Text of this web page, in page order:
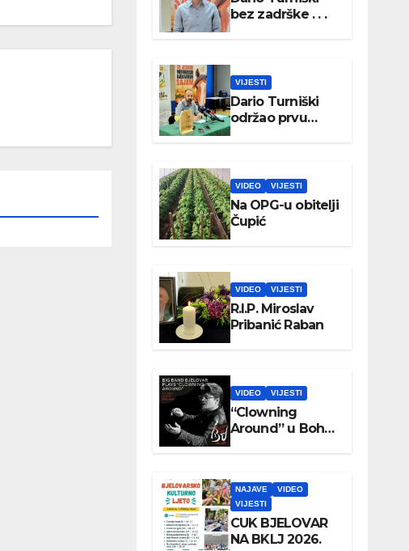
bez zadrške . . .
VIJESTI
Dario Turniški
održao prvu
konferenciju za
VIDEO VIJESTI
Na OPG-u obitelji
Čupić
VIDEO VIJESTI
R.I.P. Miroslav
Pribanić Raban
VIDEO VIJESTI
“Clowning
Around” u Boho
parku
NAJAVE
VIDEO
VIJESTI
CUK BJELOVAR
NA BKLJ 2026.